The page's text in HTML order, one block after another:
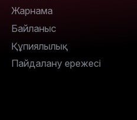
Жарнама
Байланыс
Құпиялылық
Пайдалану ережесі